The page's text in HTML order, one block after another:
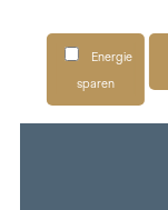
Energie
sparen